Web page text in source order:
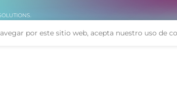
por este sitio web, acepta nuestro uso de